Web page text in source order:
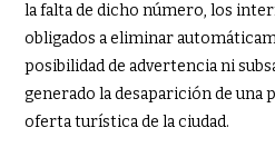
la falta de dicho número, los
obligados a eliminar
posibilidad de advertencia ni
generado la desaparición de una
oferta turística de la ciudad.